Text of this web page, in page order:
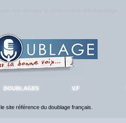
DOUBLAGES V.F
, le site référence du doublage français.